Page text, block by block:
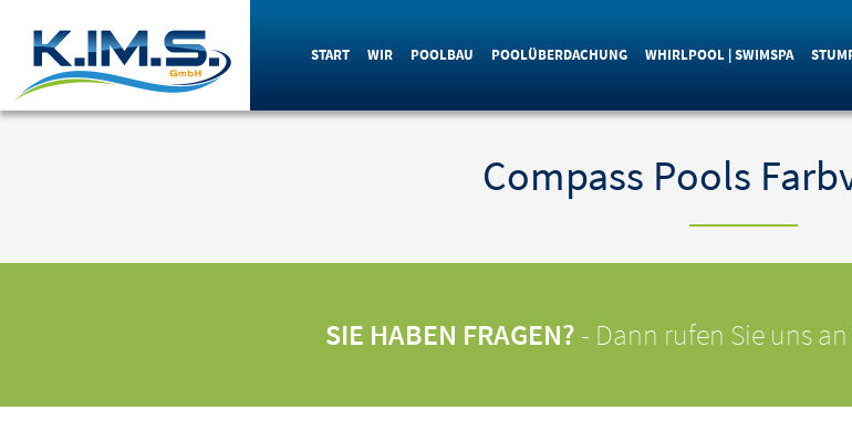
START WIR POOLBAU POOLÜBERDACHUNG WHIRLPOOL | SWIMSPA
Compass Pools
SIE HABEN FRAGEN? - Dann rufen Sie uns